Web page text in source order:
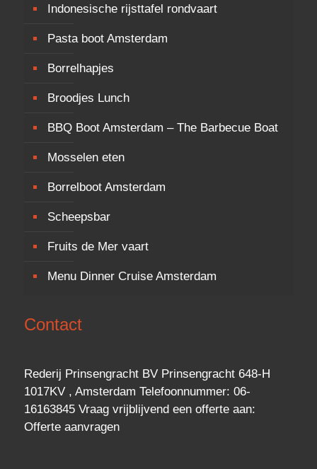
Indonesische rijsttafel rondvaart
Pasta boot Amsterdam
Borrelhapjes
Broodjes Lunch
BBQ Boot Amsterdam – The Barbecue Boat
Mosselen eten
Borrelboot Amsterdam
Scheepsbar
Fruits de Mer vaart
Menu Dinner Cruise Amsterdam
Contact
Rederij Prinsengracht BV Prinsengracht 648-H
1017KV , Amsterdam Telefoonnummer: 06-
16163845 Vraag vrijblijvend een offerteaan:
Offerte aanvragen